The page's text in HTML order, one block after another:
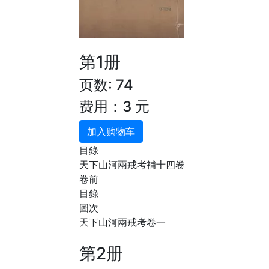
第1册
页数: 74
费用：3 元
加入购物车
目錄
天下山河兩戒考補十四卷
卷前
目錄
圖次
天下山河兩戒考卷一
第2册